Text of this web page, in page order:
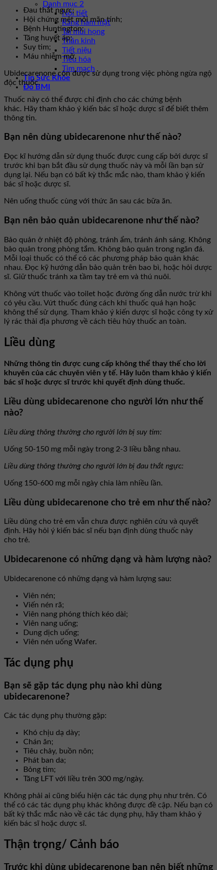
Danh mục 2
Nội tiết
Răng hàm mặt
Tai mũi họng
Thần kinh
Tiết niệu
Tiêu hóa
Tim mạch
Tin Sức Khỏe
Đo BMI
Đau thắt ngực;
Hội chứng mệt mỏi mãn tính;
Bệnh Huntington;
Tăng huyết áp;
Suy tim;
Máu nhiễm mỡ.
Ubidecarenone còn được sử dụng trong việc phòng ngừa ngộ
độc thuốc.
Thuốc này có thể được chỉ định cho các chứng bệnh
khác. Hãy tham khảo ý kiến bác sĩ hoặc dược sĩ để biết thêm
thông tin.
Bạn nên dùng ubidecarenone như thế nào?
Đọc kĩ hướng dẫn sử dụng thuốc được cung cấp bởi dược sĩ
trước khi bạn bắt đầu sử dụng thuốc này và mỗi lần bạn sử
dụng lại. Nếu bạn có bất kỳ thắc mắc nào, tham khảo ý kiến
bác sĩ hoặc dược sĩ.
Nên uống thuốc cùng với thức ăn sau các bữa ăn.
Bạn nên bảo quản ubidecarenone như thế nào?
Bảo quản ở nhiệt độ phòng, tránh ẩm, tránh ánh sáng. Không
bảo quản trong phòng tắm. Không bảo quản trong ngăn đá.
Mỗi loại thuốc có thể có các phương pháp bảo quản khác
nhau. Đọc kỹ hướng dẫn bảo quản trên bao bì, hoặc hỏi dược
sĩ. Giữ thuốc tránh xa tầm tay trẻ em và thú nuôi.
Không vứt thuốc vào toilet hoặc đường ống dẫn nước trừ khi
có yêu cầu. Vứt thuốc đúng cách khi thuốc quá hạn hoặc
không thể sử dụng. Tham khảo ý kiến dược sĩ hoặc công ty xử
lý rác thải địa phương về cách tiêu hủy thuốc an toàn.
Liều dùng
Những thông tin được cung cấp không thể thay thế cho lời
khuyên của các chuyên viên y tế. Hãy luôn tham khảo ý kiến
bác sĩ hoặc dược sĩ trước khi quyết định dùng thuốc.
Liều dùng ubidecarenone cho người lớn như thế
nào?
Liều dùng thông thường cho người lớn bị suy tim:
Uống 50-150 mg mỗi ngày trong 2-3 liều bằng nhau.
Liều dùng thông thường cho người lớn bị đau thắt ngực:
Uống 150-600 mg mỗi ngày chia làm nhiều lần.
Liều dùng ubidecarenone cho trẻ em như thế nào?
Liều dùng cho trẻ em vẫn chưa được nghiên cứu và quyết
định. Hãy hỏi ý kiến bác sĩ nếu bạn định dùng thuốc này
cho trẻ.
Ubidecarenone có những dạng và hàm lượng nào?
Ubidecarenone có những dạng và hàm lượng sau:
Viên nén;
Viến nén rã;
Viên nang phóng thích kéo dài;
Viên nang uống;
Dung dịch uống;
Viên nén uống Wafer.
Tác dụng phụ
Bạn sẽ gặp tác dụng phụ nào khi dùng
ubidecarenone?
Các tác dụng phụ thường gặp:
Khó chịu dạ dày;
Chán ăn;
Tiêu chảy, buồn nôn;
Phát ban da;
Bỏng tim;
Tăng LFT với liều trên 300 mg/ngày.
Không phải ai cũng biểu hiện các tác dụng phụ như trên. Có
thể có các tác dụng phụ khác không được đề cập. Nếu bạn có
bất kỳ thắc mắc nào về các tác dụng phụ, hãy tham khảo ý
kiến bác sĩ hoặc dược sĩ.
Thận trọng/ Cảnh báo
Trước khi dùng ubidecarenone bạn nên biết những